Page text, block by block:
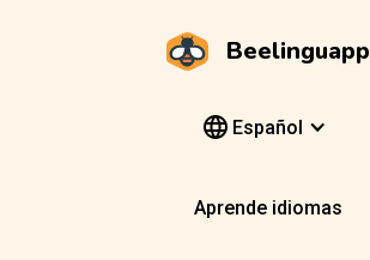
Beelinguapp
Español
Aprende idiomas